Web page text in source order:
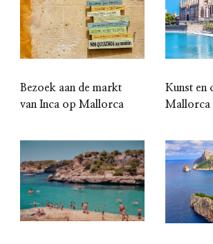
Bezoek aan de markt
van Inca op Mallorca
Kunst en
Mallorca